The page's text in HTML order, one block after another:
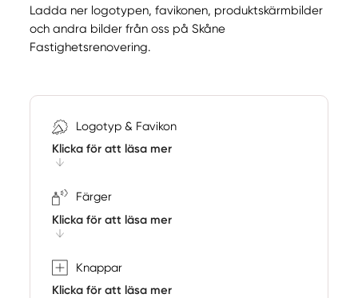
Ladda ner logotypen, favikonen, produktskärmbilder
och andra bilder från oss på Skåne
Fastighetsrenovering.
Logotyp & Favikon
Klicka för att läsa mer
Färger
Klicka för att läsa mer
Knappar
Klicka för att läsa mer